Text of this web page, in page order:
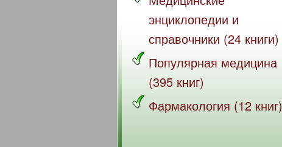
энциклопедии и
справочники (24 книги)
Популярная медицина
(395 книг)
Фармакология (12 книг)